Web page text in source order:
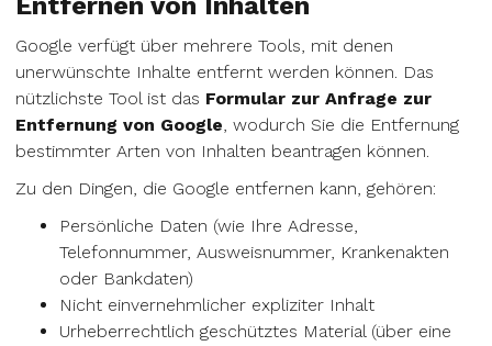
Google verfügt über mehrere Tools, mit denen
unerwünschte Inhalte entfernt werden können. Das
nützlichste Tool ist das Formular zur Anfrage zur
Entfernung von Google, wodurch Sie die Entfernung
bestimmter Arten von Inhalten beantragen können.
Zu den Dingen, die Google entfernen kann, gehören:
Persönliche Daten (wie Ihre Adresse,
Telefonnummer, Ausweisnummer, Krankenakten
oder Bankdaten)
Nicht einvernehmlicher expliziter Inhalt
Urheberrechtlich geschütztes Material (über eine